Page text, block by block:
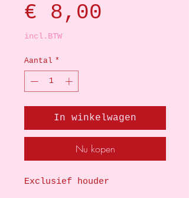
€ 8,00
incl.BTW
Aantal *
In winkelwagen
Nu kopen
Exclusief houder